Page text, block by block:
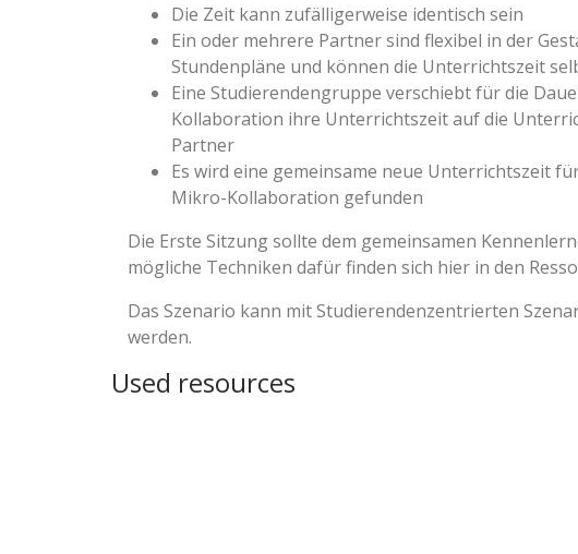
Die Zeit kann zufälligerweise identisch sein
Ein oder mehrere Partner sind flexibel in der
Stundenpläne und können die Unterrichtszeit
Eine Studierendengruppe verschiebt für die
Kollaboration ihre Unterrichtszeit auf die
Partner
Es wird eine gemeinsame neue Unterrichtszeit
Mikro-Kollaboration gefunden
Die Erste Sitzung sollte dem gemeinsamen
mögliche Techniken dafür finden sich hier in den
Das Szenario kann mit Studierendenzentrierten
werden.
Used resources